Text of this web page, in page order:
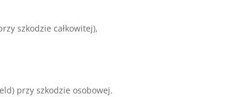
szkodzie całkowitej),
przy szkodzie osobowej.